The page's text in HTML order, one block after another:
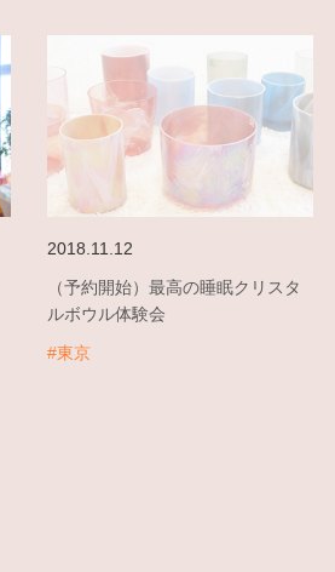
2018.11.12
（予約開始）最高の睡眠クリスタ
ルボウル体験会
#東京